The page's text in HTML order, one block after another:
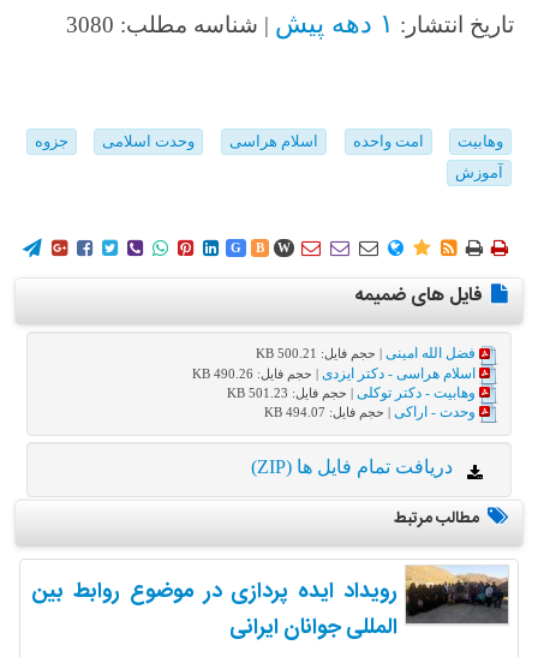
تاریخ انتشار: ۱ دهه پیش | شناسه مطلب: 3080
وهابیت امت واحده اسلام هراسی وحدت اسلامی
جزوه
آموزش
        G B W        
فایل های ضمیمه
فضل الله امینی | حجم فایل: 500.21 KB
اسلام هراسی - دکتر ایزدی | حجم فایل: 490.26 KB
وهابیت - دکتر توکلی | حجم فایل: 501.23 KB
وحدت - اراکی | حجم فایل: 494.07 KB
دریافت تمام فایل ها (ZIP)
مطالب مرتبط
رویداد ایده پردازی در موضوع روابط بین
المللی جوانان ایرانی